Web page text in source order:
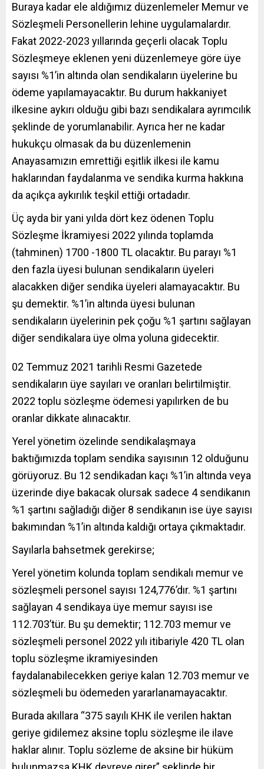
Buraya kadar ele aldığımız düzenlemeler Memur ve
Sözleşmeli Personellerin lehine uygulamalardır.
Fakat 2022-2023 yıllarında geçerli olacak Toplu
Sözleşmeye eklenen yeni düzenlemeye göre üye
sayısı %1’in altında olan sendikaların üyelerine bu
ödeme yapılamayacaktır. Bu durum hakkaniyet
ilkesine aykırı olduğu gibi bazı sendikalara ayrımcılık
şeklinde de yorumlanabilir. Ayrıca her ne kadar
hukukçu olmasak da bu düzenlemenin
Anayasamızın emrettiği eşitlik ilkesi ile kamu
haklarından faydalanma ve sendika kurma hakkına
da açıkça aykırılık teşkil ettiği ortadadır.
Üç ayda bir yani yılda dört kez ödenen Toplu
Sözleşme İkramiyesi 2022 yılında toplamda
(tahminen) 1700 -1800 TL olacaktır. Bu parayı %1
den fazla üyesi bulunan sendikaların üyeleri
alacakken diğer sendika üyeleri alamayacaktır. Bu
şu demektir. %1’in altında üyesi bulunan
sendikaların üyelerinin pek çoğu %1 şartını sağlayan
diğer sendikalara üye olma yoluna gidecektir.
02 Temmuz 2021 tarihli Resmi Gazetede
sendikaların üye sayıları ve oranları belirtilmiştir.
2022 toplu sözleşme ödemesi yapılırken de bu
oranlar dikkate alınacaktır.
Yerel yönetim özelinde sendikalaşmaya
baktığımızda toplam sendika sayısının 12 olduğunu
görüyoruz. Bu 12 sendikadan kaçı %1’in altında veya
üzerinde diye bakacak olursak sadece 4 sendikanın
%1 şartını sağladığı diğer 8 sendikanın ise üye sayısı
bakımından %1’in altında kaldığı ortaya çıkmaktadır.
Sayılarla bahsetmek gerekirse;
Yerel yönetim kolunda toplam sendikalı memur ve
sözleşmeli personel sayısı 124,776’dır. %1 şartını
sağlayan 4 sendikaya üye memur sayısı ise
112.703’tür. Bu şu demektir; 112.703 memur ve
sözleşmeli personel 2022 yılı itibariyle 420 TL olan
toplu sözleşme ikramiyesinden
faydalanabilecekken geriye kalan 12.703 memur ve
sözleşmeli bu ödemeden yararlanamayacaktır.
Burada akıllara “375 sayılı KHK ile verilen haktan
geriye gidilemez aksine toplu sözleşme ile ilave
haklar alınır. Toplu sözleme de aksine bir hüküm